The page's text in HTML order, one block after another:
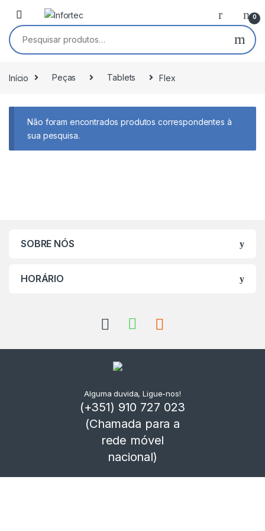
Saltar para navegação
Pular para o conteúdo
0
Pesquisar por:
Início Peças Tablets Flex
Não foram encontrados produtos correspondentes à
sua pesquisa.
SOBRE NÓS
HORÁRIO
Alguma duvida, Ligue-nos!
(+351) 910 727 023
(Chamada para a
rede móvel
nacional)